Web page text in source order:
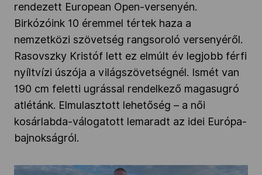
rendezett European Open-versenyén.
Birkózóink 10 éremmel tértek haza a
nemzetközi szövetség rangsoroló versenyéről.
Rasovszky Kristóf lett ez elmúlt év legjobb férfi
nyíltvízi úszója a világszövetségnél. Ismét van
190 cm feletti ugrással rendelkező magasugró
atlétánk. Elmulasztott lehetőség – a női
kosárlabda-válogatott lemaradt az idei Európa-
bajnokságról.